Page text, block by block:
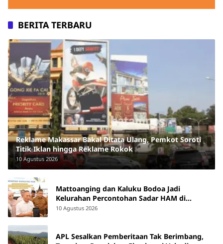
BERITA TERBARU
Reklame Makassar Bakal Ditata Ulang, Pemkot Soroti
Titik Iklan hingga Reklame Rokok
10 Agustus 2026
Mattoanging dan Kaluku Bodoa Jadi
Kelurahan Percontohan Sadar HAM di
Makassar
10 Agustus 2026
APL Sesalkan Pemberitaan Tak Berimbang,